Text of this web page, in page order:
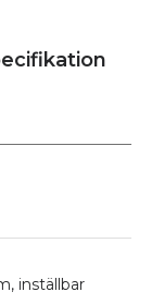
inställbar